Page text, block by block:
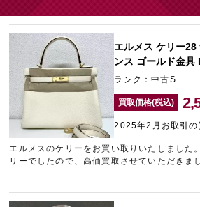
今すぐ電話査
受付時間 10:00～
なんば店 神戸元町(三宮)店
中野ブロードウェイ
宅配買取を申
無料の宅配キットをお
エルメス ケリー
ンス ゴールド金具
ランク：中古S
買取価格(税込)
2025年2月お取引の
エルメスのケリーをお買い取りいたしました
リーでしたので、高価買取させていただきま
ルメスのバッグがございましたら、名古屋エ